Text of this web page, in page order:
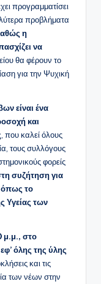
προγραμματίσει
προβλήματα
η
να
θα φέρουν το
για την Ψυχική
είναι ένα
και
, που καλεί όλους
τους συλλόγους
φορείς
συζήτηση για
όπως το
Υγείας των
μ.μ., στο
όλης της ύλης
και τις
των νέων στην